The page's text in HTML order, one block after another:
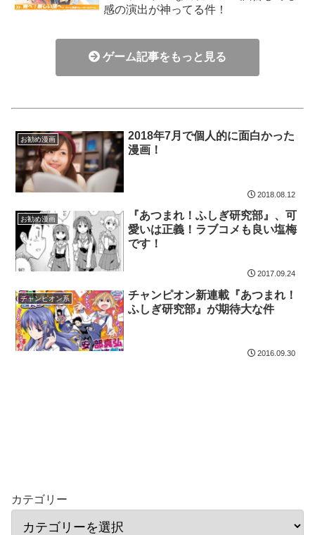
感の演出が神ってる件！
ゲーム記事をもっと見る
お勧め漫画
2018年7月で個人的に面白かった
漫画！
2018.08.12
お勧め漫画
『あつまれ！ふしぎ研究部』、可
愛いは正義！ラブコメも良い塩梅
です！
2017.09.24
チャンピオン系
チャンピオン新連載『あつまれ！
ふしぎ研究部』が期待大な件
2016.09.30
カテゴリー